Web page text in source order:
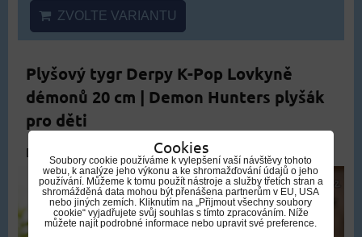
ZVOLTE VARIANTU
Plyšový tygr Derpy K-Pop Lovkyně
démonů 20 cm | Demon Hunters plyšák
pro děti
DOPRAVA ZDARMA Cookies
Soubory cookie používáme k vylepšení vaší návštěvy tohoto
webu, k analýze jeho výkonu a ke shromažďování údajů o jeho
používání. Můžeme k tomu použít nástroje a služby třetích stran a
shromážděná data mohou být přenášena partnerům v EU, USA
nebo jiných zemích. Kliknutím na „Přijmout všechny soubory
cookie“ vyjadřujete svůj souhlas s tímto zpracováním. Níže
můžete najít podrobné informace nebo upravit své preference.